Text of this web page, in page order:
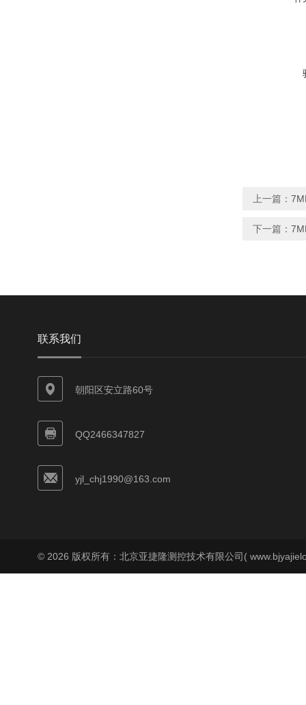
上一篇：
下一篇：
联系我们
朝阳区安立路60号
QQ2466347827
yjl_chj1990@163.com
© 2026 版权所有：北京亚捷隆测控技术有限公司(